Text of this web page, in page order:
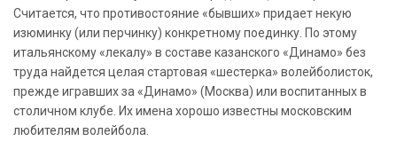
Считается, что противостояние «бывших» придает некую
изюминку (или перчинку) конкретному поединку. По этому
итальянскому «лекалу» в составе казанского «Динамо» без
труда найдется целая стартовая «шестерка» волейболисток,
прежде игравших за «Динамо» (Москва) или воспитанных в
столичном клубе. Их имена хорошо известны московским
любителям волейбола.